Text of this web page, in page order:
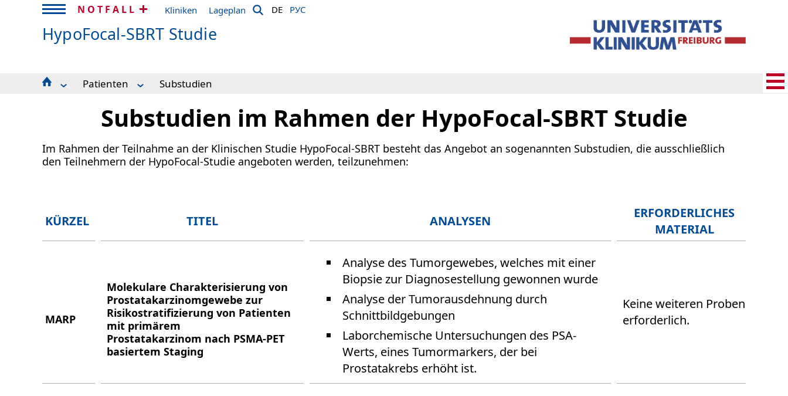
NOTFALL Kliniken Lageplan DE РУС
HypoFocal-SBRT Studie
Anmeldung Zentren
Kontaktdaten
Patienten
Zusammenfassung
Hintergrund
Studienzentren
Substudien
Substudien
Substudien im Rahmen der HypoFocal-SBRT Studie
Im Rahmen der Teilnahme an der Klinischen Studie HypoFocal-SBRT besteht das Angebot an sogenannten Substudien, die ausschließlich
den Teilnehmern der HypoFocal-Studie angeboten werden, teilzunehmen:
KÜRZEL TITEL ANALYSEN
ERFORDERLICHES
MATERIAL
MARP
Molekulare Charakterisierung von
Prostatakarzinomgewebe zur
Risikostratifizierung von Patienten
mit primärem
Prostatakarzinom nach PSMA-PET
basiertem Staging
Analyse des Tumorgewebes, welches mit einer
Biopsie zur Diagnosestellung gewonnen wurde
Analyse der Tumorausdehnung durch
Schnittbildgebungen
Laborchemische Untersuchungen des PSA-
Werts, eines Tumormarkers, der bei
Prostatakrebs erhöht ist.
Keine weiteren Proben
erforderlich.